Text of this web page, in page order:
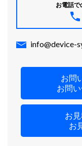
お電話で
info@device-
お問
お問
お
お